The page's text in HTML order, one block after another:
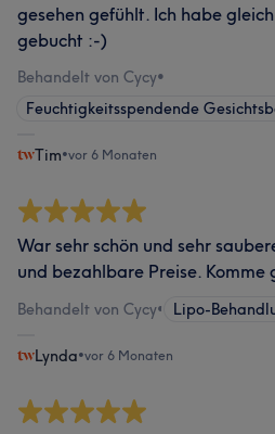
gesehen gefühlt. Ich habe
gebucht :-)
Behandelt von Cycy•
Feuchtigkeitsspendende
Tim•vor 6 Monaten
War sehr schön und sehr
und bezahlbare Preise. Komme
Behandelt von Cycy• Lipo-
Lynda•vor 6 Monaten